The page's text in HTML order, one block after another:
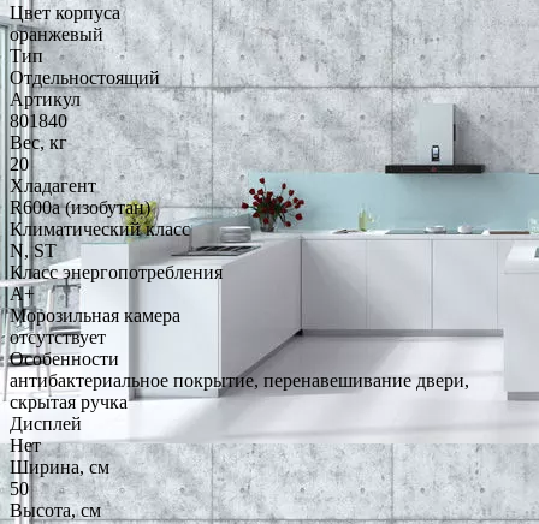
Цвет корпуса
оранжевый
Тип
Отдельностоящий
Артикул
801840
Вес, кг
20
Хладагент
R600a (изобутан)
Климатический класс
N, ST
Класс энергопотребления
A+
Морозильная камера
отсутствует
Особенности
антибактериальное покрытие, перенавешивание двери,
скрытая ручка
Дисплей
Нет
Ширина, см
50
Высота, см